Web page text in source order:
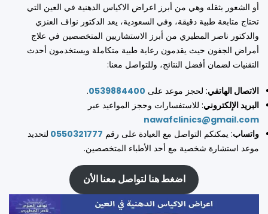
أو الشعور بثقله وهي من أبرز اعراض الاكياس الدهنية في العين التي
تحتاج متابعة طبية دقيقة، وفي السعودية، يعد الدكتور نواف العنزي
والدكتور ناصر المطيري من أبرز الاستشاريين المتخصصين في علاج
أمراض الجفون حيث يقدمون رعاية طبية متكاملة ويستخدمون أحدث
التقنيات لضمان أفضل النتائج، وللتواصل معنا:
الاتصال الهاتفي: لحجز موعد على 0539884400
.
البريد الإلكتروني: للاستفسارات وحجز المواعيد عبر
nawafclinics@gmail.com
واتساب: يمكنكم التواصل مع العيادة على رقم 0550321777 لتحديد
موعد استشارة شخصية مع أحد الأطباء المتخصصين.
اضغط هنا لتواصل معنا الأن